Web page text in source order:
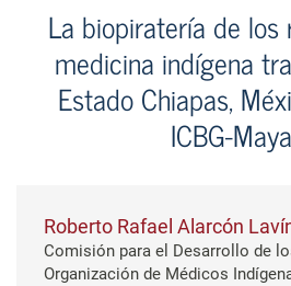
La biopiratería de
medicina indígena
Estado Chiapas,
ICBG-
Roberto Rafael Alarcón
Comisión para el Desarrollo de
Organización de Médicos